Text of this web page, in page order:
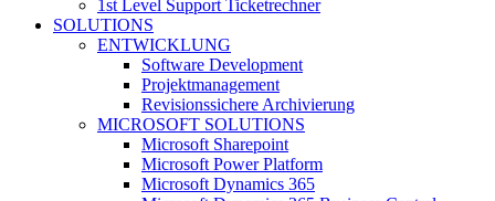
1st Level Support Ticketrechner
SOLUTIONS
ENTWICKLUNG
Software Development
Projektmanagement
Revisionssichere Archivierung
MICROSOFT SOLUTIONS
Microsoft Sharepoint
Microsoft Power Platform
Microsoft Dynamics 365